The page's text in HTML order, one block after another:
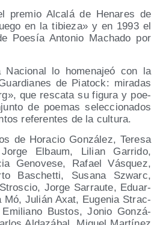
pre­mio Alca­lá de Hena­res de
en la tibie­za» y en 1993 el
Poe­sía Anto­nio Macha­do por
Nacio­nal lo home­na­jeó con la
de Pia­tock: mira­das
que res­ca­ta su figu­ra y poe­
de poe­mas selec­cio­na­dos
refe­ren­tes de la cultura.
de Hora­cio Gon­zá­lez, Tere­sa
Elbaum, Lilian Garri­do,
Geno­ve­se, Rafael Vás­quez,
Bas­chet­ti, Susa­na Szwarc,
Jor­ge Sarrau­te, Eduar­
Mó, Julián Axat, Euge­nia Strac­
Bus­tos, Jonio Gon­zá­